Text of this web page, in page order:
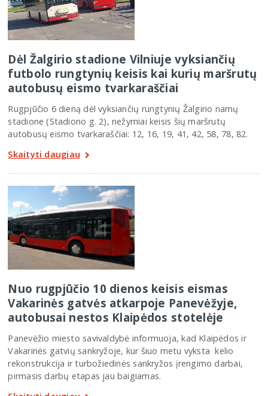
Dėl Žalgirio stadione Vilniuje vyksiančių
futbolo rungtynių keisis kai kurių maršrutų
autobusų eismo tvarkaraščiai
Rugpjūčio 6 dieną dėl vyksiančių rungtynių Žalgirio namų
stadione (Stadiono g. 2), nežymiai keisis šių maršrutų
autobusų eismo tvarkaraščiai: 12, 16, 19, 41, 42, 58, 78, 82.
Skaityti daugiau
Nuo rugpjūčio 10 dienos keisis eismas
Vakarinės gatvės atkarpoje Panevėžyje,
autobusai nestos Klaipėdos stotelėje
Panevėžio miesto savivaldybė informuoja, kad Klaipėdos ir
Vakarinės gatvių sankryžoje, kur šiuo metu vyksta kelio
rekonstrukcija ir turbožiedinės sankryžos įrengimo darbai,
pirmasis darbų etapas jau baigiamas.